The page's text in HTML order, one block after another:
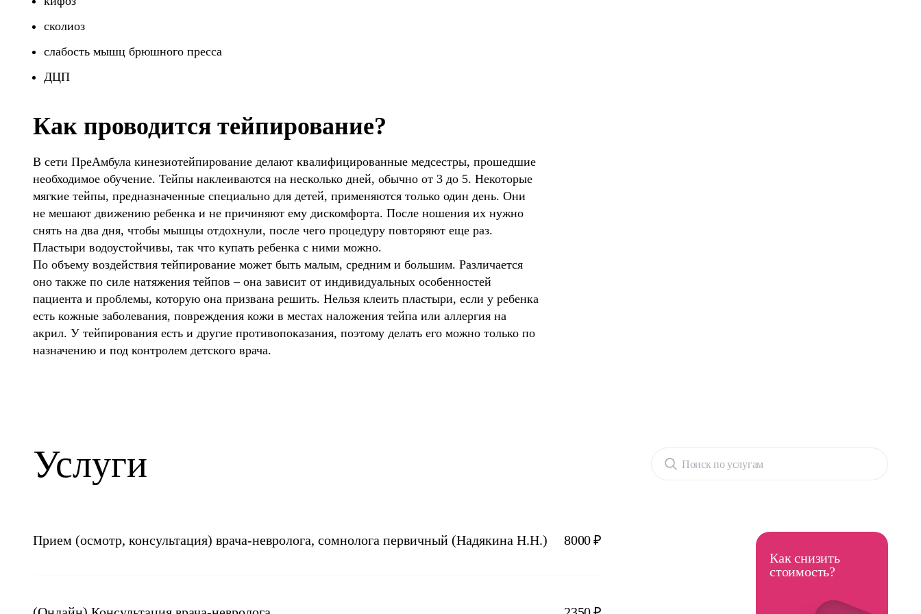
сколиоз
слабость мышц брюшного пресса
ДЦП
Как проводится тейпирование?
В сети ПреАмбула кинезиотейпирование делают квалифицированные медсестры, прошедшие
необходимое обучение. Тейпы наклеиваются на несколько дней, обычно от 3 до 5. Некоторые
мягкие тейпы, предназначенные специально для детей, применяются только один день. Они
не мешают движению ребенка и не причиняют ему дискомфорта. После ношения их нужно
снять на два дня, чтобы мышцы отдохнули, после чего процедуру повторяют еще раз.
Пластыри водоустойчивы, так что купать ребенка с ними можно.
По объему воздействия тейпирование может быть малым, средним и большим. Различается
оно также по силе натяжения тейпов – она зависит от индивидуальных особенностей
пациента и проблемы, которую она призвана решить. Нельзя клеить пластыри, если у ребенка
есть кожные заболевания, повреждения кожи в местах наложения тейпа или аллергия на
акрил. У тейпирования есть и другие противопоказания, поэтому делать его можно только по
назначению и под контролем детского врача.
Услуги Поиск по услугам
Прием (осмотр, консультация) врача-невролога, сомнолога первичный (Надякина Н.Н.) 8000 ₽
Как снизить
стоимость?